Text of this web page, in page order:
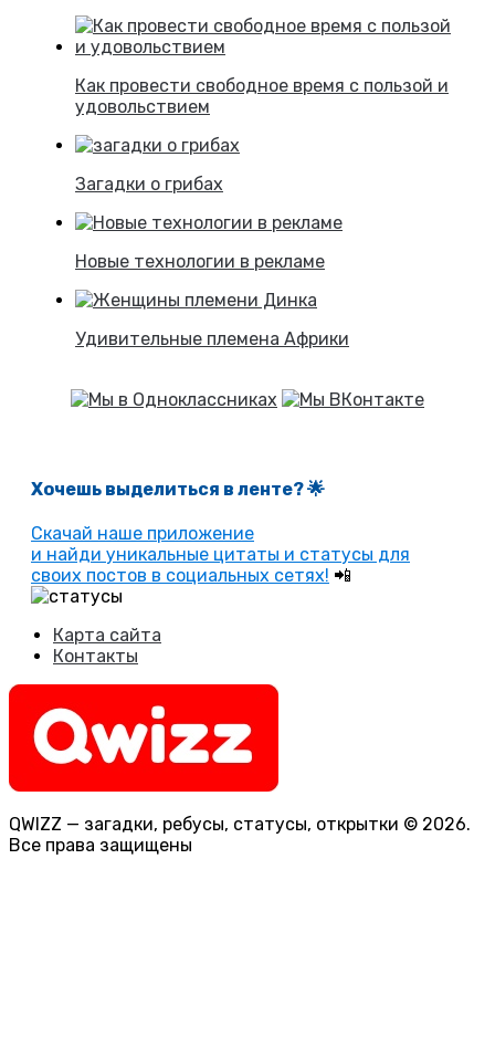
Как провести свободное время с пользой и
удовольствием
Загадки о грибах
Новые технологии в рекламе
Удивительные племена Африки
Хочешь выделиться в ленте? 🌟
Скачай наше приложение
и найди уникальные цитаты и статусы для
своих постов в социальных сетях! 📲
Карта сайта
Контакты
QWIZZ — загадки, ребусы, статусы, открытки © 2026.
Все права защищены